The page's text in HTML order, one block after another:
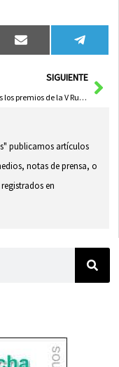
Compartir
en
Email
en
SIGUIENTE
Entregados los premios de la V Ruta del Vino y las Tapas de Herencia
publicamos artículos
notas de prensa, o
en